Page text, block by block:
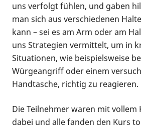
uns verfolgt fühlen, und gaben
man sich aus verschiedenen
kann – sei es am Arm oder am
uns Strategien vermittelt, um in
Situationen, wie beispielsweise
Würgeangriff oder einem
Handtasche, richtig zu reagieren.
Die Teilnehmer waren mit vollem
dabei und alle fanden den Kurs